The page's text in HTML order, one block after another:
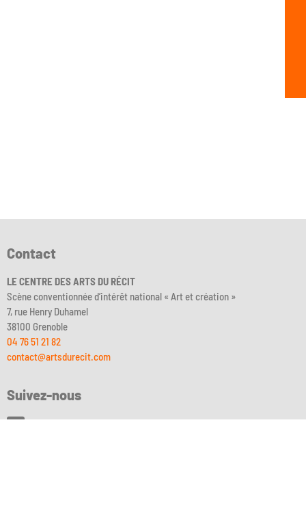
Contact
LE CENTRE DES ARTS DU RÉCIT
Scène conventionnée d’intérêt national « Art et création »
7, rue Henry Duhamel
38100 Grenoble
04 76 51 21 82
contact@artsdurecit.com
Suivez-nous